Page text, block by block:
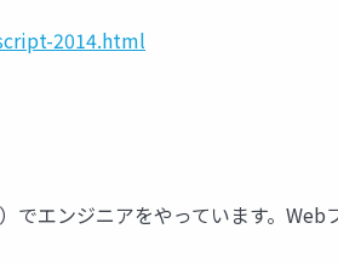
2014.html
でエンジニアをやっています。Web